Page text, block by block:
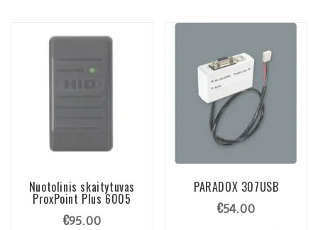
Nuotolinis skaitytuvas
ProxPoint Plus 6005
€95.00
PARADOX 307USB
€54.00